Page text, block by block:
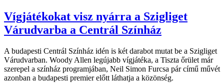
Vígjátékokat visz nyárra a Szigliget
Várudvarba a Centrál Színház
A budapesti Centrál Színház idén is két darabot mutat be a Szigliget
Várudvarban. Woody Allen legújabb vígjátéka, a Tiszta őrület már
szerepel a színház programjában, Neil Simon Furcsa pár című művét
azonban a budapesti premier előtt láthatja a közönség.